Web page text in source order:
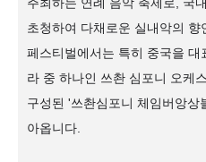
주최하는 연례 음악 축제로, 국
초청하여 다채로운 실내악의 향
페스티벌에서는 특히 중국을 대
라 중 하나인 쓰촨 심포니 오케
구성된 '쓰촨심포니 체임버앙상
아옵니다.